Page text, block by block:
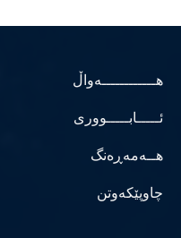
هــــــــــــەواڵ
ئـــــابـــــووری
هــەمەڕەنگ
چاوپێکەوتن